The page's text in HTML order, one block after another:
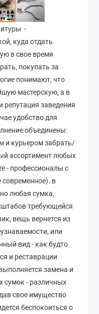
-
куда отдать
в свое время
покупать за
понимают, что
мастерскую, а в
репутация заведения
удобство для
объединены:
и курьером забрать/
ассортимент любых
- профессионалы с
в
любая сумка,
требующейся
вещь вернется из
или
вид - как будто
и реставрации
замена и
сумок - различных
свое имущество
беспокоиться о